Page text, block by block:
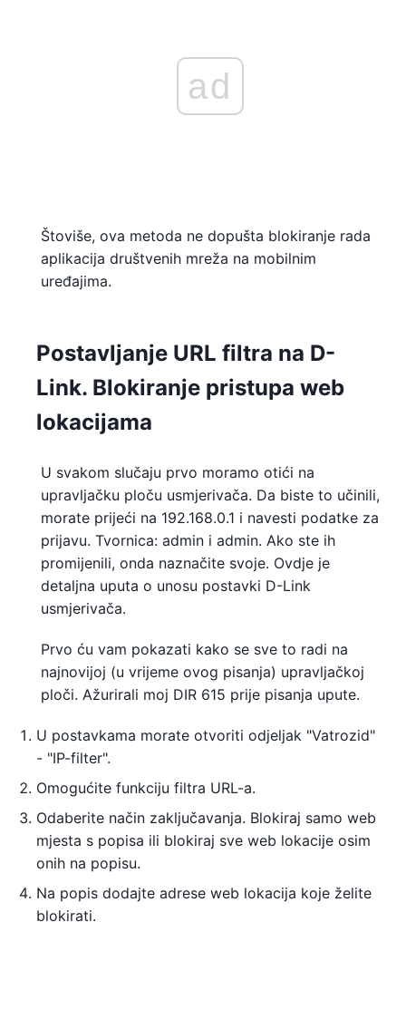
ad
Štoviše, ova metoda ne dopušta blokiranje rada
aplikacija društvenih mreža na mobilnim
uređajima.
Postavljanje URL filtra na D-
Link. Blokiranje pristupa web
lokacijama
U svakom slučaju prvo moramo otići na
upravljačku ploču usmjerivača. Da biste to učinili,
morate prijeći na 192.168.0.1 i navesti podatke za
prijavu. Tvornica: admin i admin. Ako ste ih
promijenili, onda naznačite svoje. Ovdje je
detaljna uputa o unosu postavki D-Link
usmjerivača.
Prvo ću vam pokazati kako se sve to radi na
najnovijoj (u vrijeme ovog pisanja) upravljačkoj
ploči. Ažurirali moj DIR 615 prije pisanja upute.
U postavkama morate otvoriti odjeljak "Vatrozid"
- "IP-filter".
Omogućite funkciju filtra URL-a.
Odaberite način zaključavanja. Blokiraj samo web
mjesta s popisa ili blokiraj sve web lokacije osim
onih na popisu.
Na popis dodajte adrese web lokacija koje želite
blokirati.